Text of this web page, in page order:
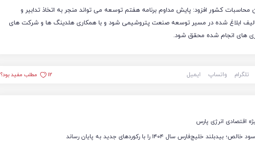
محاسبات کشور افزود: پایش مداوم برنامه هفتم توسعه می تواند منجر به اتخاذ تدابیر و
ابلاغ شده در مسیر توسعه صنعت پتروشیمی شود و با همکاری هلدینگ ها و شرکت های
های انجام شده محقق شود.
تلگرام واتساپ ایمیل 12 مطلب مفید بود؟
اقتصادی انرژی پارس